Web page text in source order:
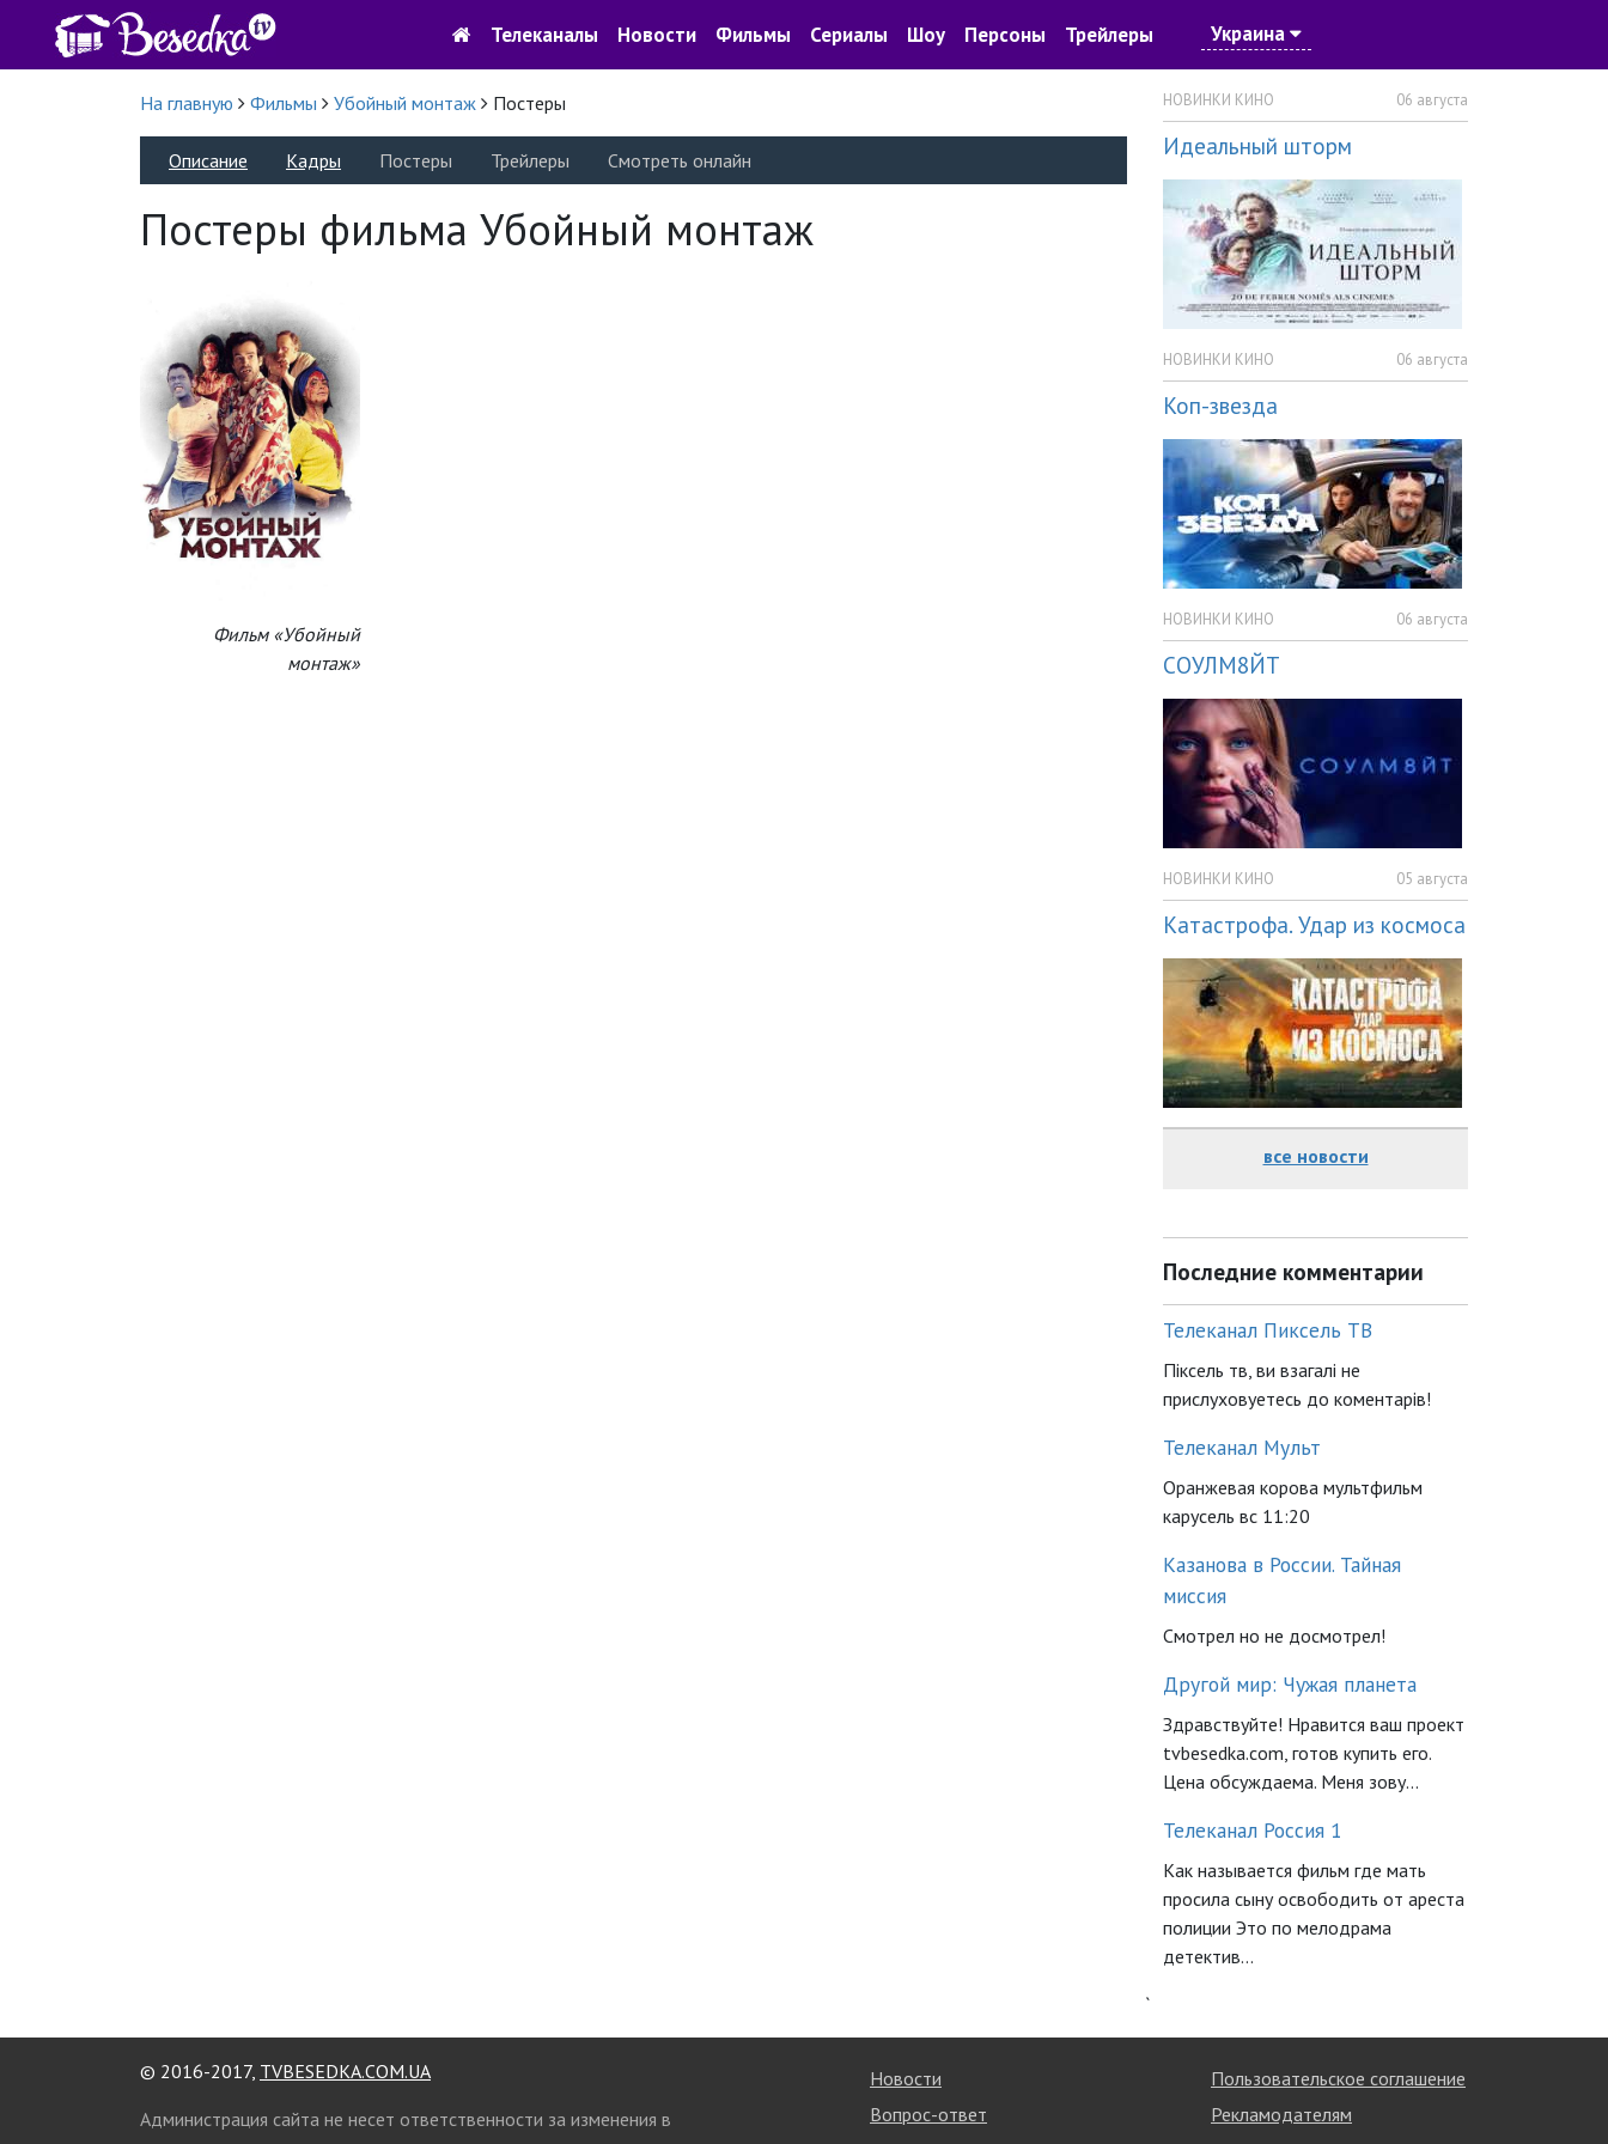
Телеканалы Новости Фильмы Сериалы Шоу Персоны Трейлеры Украина
На главную Фильмы Убойный монтаж Постеры
Описание Кадры Постеры Трейлеры Смотреть онлайн
Постеры фильма Убойный монтаж
Фильм «Убойный
монтаж»
НОВИНКИ КИНО 06 августа
Идеальный шторм
НОВИНКИ КИНО 06 августа
Коп-звезда
НОВИНКИ КИНО 06 августа
СОУЛМ8ЙТ
НОВИНКИ КИНО 05 августа
Катастрофа. Удар из космоса
все новости
Последние комментарии
Телеканал Пиксель ТВ
Піксель тв, ви взагалі не
прислуховуетесь до коментарів!
Телеканал Мульт
Оранжевая корова мультфильм
карусель вс 11:20
Казанова в России. Тайная
миссия
Смотрел но не досмотрел!
Другой мир: Чужая планета
Здравствуйте! Нравится ваш проект
tvbesedka.com, готов купить его.
Цена обсуждаема. Меня зову...
Телеканал Россия 1
Как называется фильм где мать
просила сыну освободить от ареста
полиции Это по мелодрама
детектив...
`
© 2016-2017, TVBESEDKA.COM.UA
Администрация сайта не несет ответственности за изменения в
Новости
Вопрос-ответ
Пользовательское соглашение
Рекламодателям